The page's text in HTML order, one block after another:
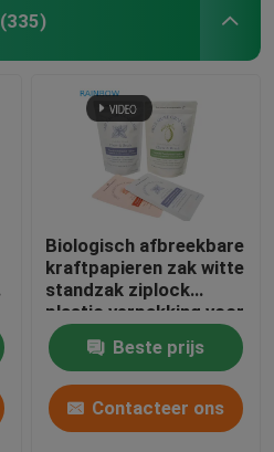
(335)
Biologisch afbreekbare
kraftpapieren zak witte
standzak ziplock
plastic verpakking voor
huisdiervoeding
composteerbaar
Beste prijs
Contacteer ons